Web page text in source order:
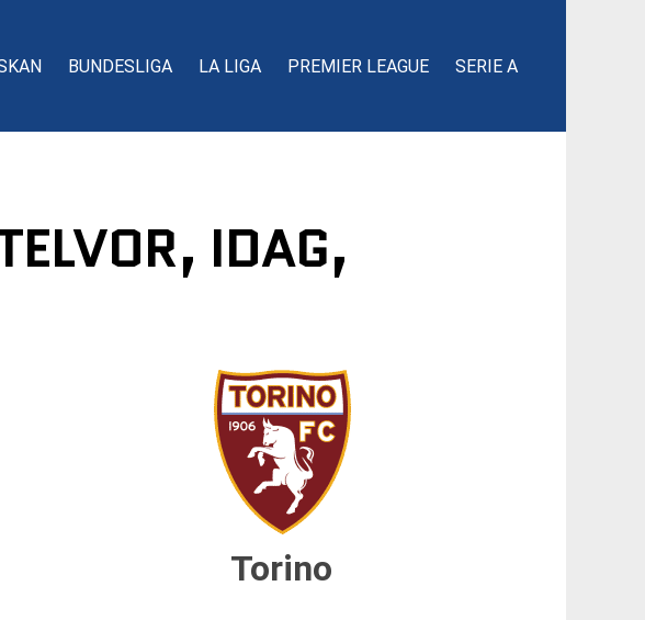
BUNDESLIGA LA LIGA PREMIER LEAGUE SERIE A
IDAG,
Torino